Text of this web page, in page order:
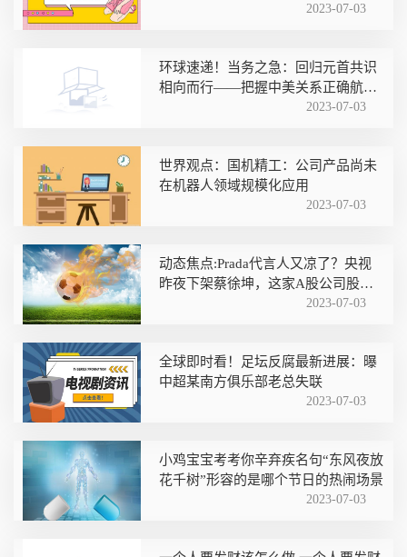
2023-07-03
环球速递！当务之急：回归元首共识
相向而行——把握中美关系正确航向
2023-07-03
世界观点：国机精工：公司产品尚未
在机器人领域规模化应用
2023-07-03
动态焦点:Prada代言人又凉了？央视
昨夜下架蔡徐坤，这家A股公司股吧
2023-07-03
全球即时看！足坛反腐最新进展：曝
中超某南方俱乐部老总失联
2023-07-03
小鸡宝宝考考你辛弃疾名句“东风夜放
花千树”形容的是哪个节日的热闹场景
2023-07-03